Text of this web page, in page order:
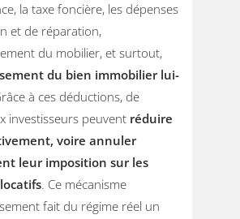
la taxe foncière, les dépenses
et de réparation,
du mobilier, et surtout,
du bien immobilier lui-
à ces déductions, de
investisseurs peuvent réduire
voire annuler
leur imposition sur les
. Ce mécanisme
fait du régime réel un